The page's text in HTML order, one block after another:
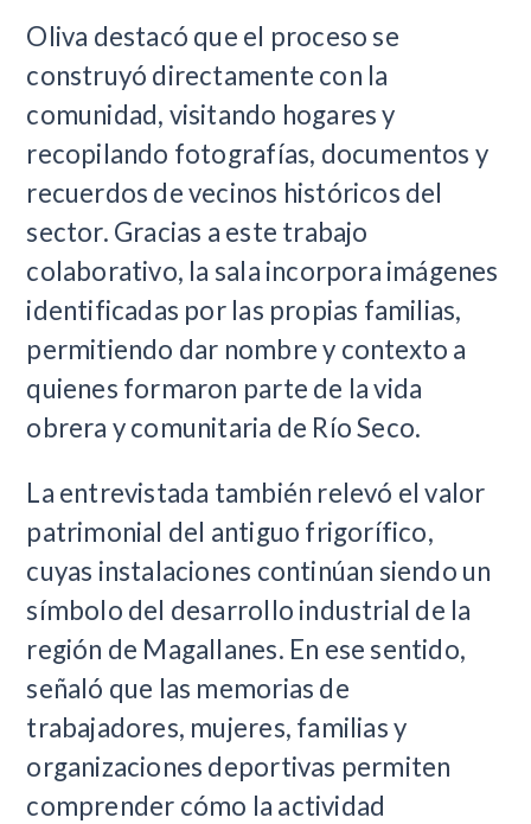
Oliva destacó que el proceso se
construyó directamente con la
comunidad, visitando hogares y
recopilando fotografías, documentos y
recuerdos de vecinos históricos del
sector. Gracias a este trabajo
colaborativo, la sala incorpora imágenes
identificadas por las propias familias,
permitiendo dar nombre y contexto a
quienes formaron parte de la vida
obrera y comunitaria de Río Seco.
La entrevistada también relevó el valor
patrimonial del antiguo frigorífico,
cuyas instalaciones continúan siendo un
símbolo del desarrollo industrial de la
región de Magallanes. En ese sentido,
señaló que las memorias de
trabajadores, mujeres, familias y
organizaciones deportivas permiten
comprender cómo la actividad